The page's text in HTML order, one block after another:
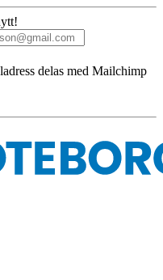
delas med Mailchimp